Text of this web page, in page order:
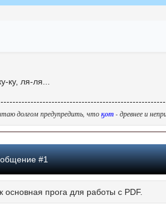
ку, ля-ля...
долгом предупредить, чтоӄот- древнее и
#1
прога для работы с PDF.